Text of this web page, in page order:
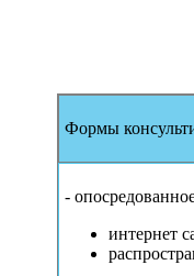
Формы
-
интернет